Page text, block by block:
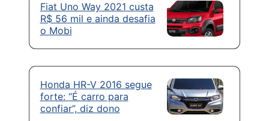
Fiat Uno Way 2021 custa
R$ 56 mil e ainda desafia
o Mobi
Honda HR-V 2016 segue
forte: “É carro para
confiar”, diz dono